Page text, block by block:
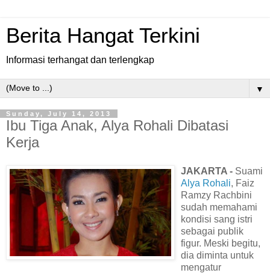
Berita Hangat Terkini
Informasi terhangat dan terlengkap
▼
Sunday, July 14, 2013
Ibu Tiga Anak, Alya Rohali Dibatasi
Kerja
JAKARTA - Suami
Alya Rohali, Faiz
Ramzy Rachbini
sudah memahami
kondisi sang istri
sebagai publik
figur. Meski begitu,
dia diminta untuk
mengatur